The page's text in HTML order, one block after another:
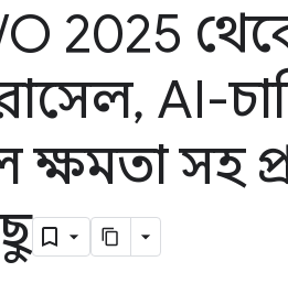
O 2025
, AI-
ক্ষমতা